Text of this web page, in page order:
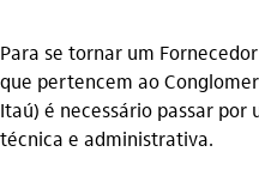
Para se tornar um
que pertencem ao
Itaú) é necessário passar por
técnica e administrativa.